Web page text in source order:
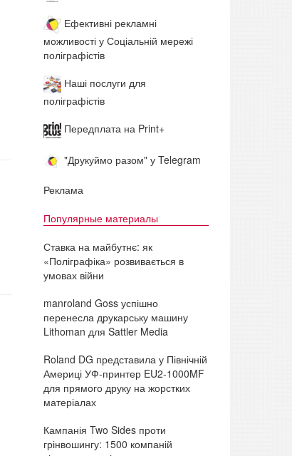
Ефективні рекламні
можливості у Соціальній мережі
поліграфістів
Наші послуги для
поліграфістів
Передплата на Print+
"Друкуймо разом" у Telegram
Реклама
Популярные материалы
Ставка на майбутнє: як
«Поліграфіка» розвивається в
умовах війни
manroland Goss успішно
перенесла друкарську машину
Lithoman для Sattler Media
Roland DG представила у Північній
Америці УФ-принтер EU2-1000MF
для прямого друку на жорстких
матеріалах
Кампанія Two Sides проти
грінвошингу: 1500 компаній